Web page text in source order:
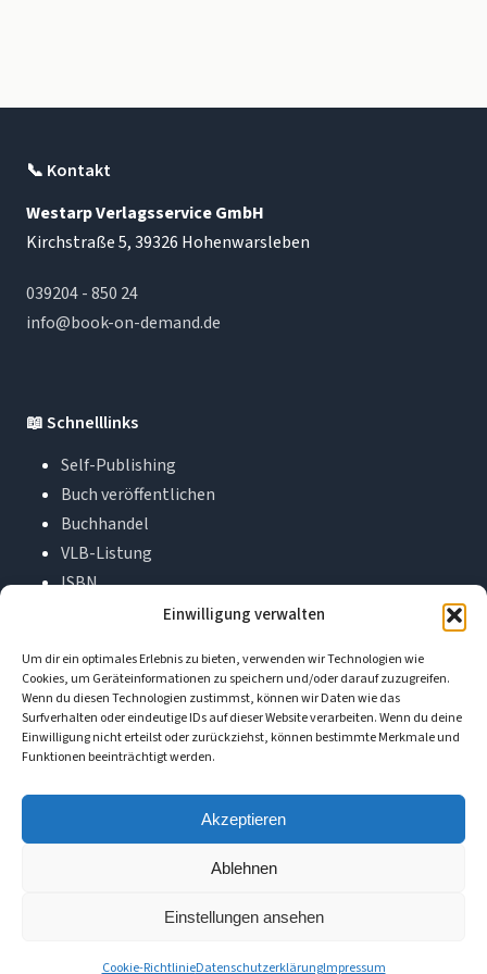
Einwilligung verwalten
Um dir ein optimales Erlebnis zu bieten, verwenden wir Technologien wie
Cookies, um Geräteinformationen zu speichern und/oder darauf zuzugreifen.
Wenn du diesen Technologien zustimmst, können wir Daten wie das
Surfverhalten oder eindeutige IDs auf dieser Website verarbeiten. Wenn du deine
Einwilligung nicht erteilst oder zurückziehst, können bestimmte Merkmale und
Funktionen beeinträchtigt werden.
Akzeptieren
Ablehnen
Einstellungen ansehen
Cookie-RichtlinieDatenschutzerklärungImpressum
📞 Kontakt
Westarp Verlagsservice GmbH
Kirchstraße 5, 39326 Hohenwarsleben
039204 - 850 24
info@book-on-demand.de
📖Schnelllinks
Self-Publishing
Buch veröffentlichen
Buchhandel
VLB-Listung
ISBN
Buchkalkulator
Über uns
Kontakt
Ihr persönlicher Buchverlag aus Hohenwarsleben.
Seit über 45 Jahren begleiten wir Autoren auf dem Weg
Ihr Buch. Persönlich betreut.